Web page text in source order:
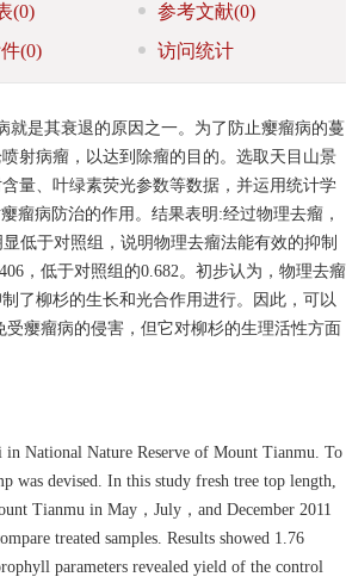
(0) 参考文献(0)
(0) 访问统计
就是其衰退的原因之一。为了防止瘿瘤病的蔓
射病瘤，以达到除瘤的目的。选取天目山景
量、叶绿素荧光参数等数据，并运用统计学
瘤病防治的作用。结果表明:经过物理去瘤，
低于对照组，说明物理去瘤法能有效的抑制
，低于对照组的0.682。初步认为，物理去瘤
了柳杉的生长和光合作用进行。因此，可以
瘿瘤病的侵害，但它对柳杉的生理活性方面
in National Nature Reserve of Mount Tianmu. To
was devised. In this study fresh tree top length,
Tianmu in May，July，and December 2011
treated samples. Results showed 1.76
parameters revealed yield of the control